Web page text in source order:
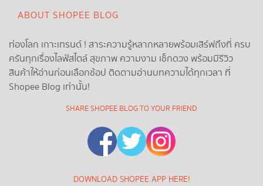
ABOUT SHOPEE BLOG
ท่องโลก เกาะเทรนด์ ! สาระความรู้หลากหลายพร้อมเสิร์ฟถึงที่ ครบ
ครันทุกเรื่องไลฟ์สไตล์ สุขภาพ ความงาม เช็กดวง พร้อมมีรีวิว
สินค้าให้อ่านก่อนเลือกช้อป ติดตามอ่านบทความได้ทุกเวลา ที่
Shopee Blog เท่านั้น!
SHARE SHOPEE BLOG TO YOUR FRIEND
DOWNLOAD SHOPEE APP HERE!